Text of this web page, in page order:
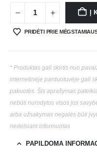
Į
PRIDĖTI PRIE
* Produktas gali skirtis nuo
internetinėje parduotuvėje gali
pakuotės. Šis aprašymas
nebūti nurodytos visos jos
arba užsakymas negalės būti
nedelsiant informuotas
PAPILDOMA